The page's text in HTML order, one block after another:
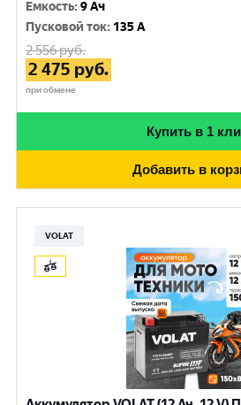
Емкость:9 Ач
Пусковой ток: 135 A
2 556руб.
2 475 руб.
при обмене
Купить в 1
Добавить в
VOLAT